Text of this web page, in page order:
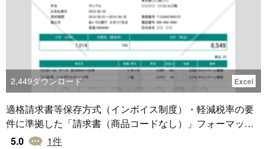
2,449ダウンロード Excel
適格請求書等保存方式（インボイス制度）・軽減税率の要
件に準拠した「請求書（商品コードなし）」フォーマット
です。税区分項目で軽減税率8%と新税率10％を選択するこ
5.0 1件